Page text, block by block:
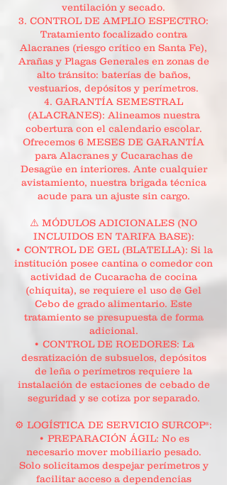
ventilación y secado.
3. CONTROL DE AMPLIO ESPECTRO:
Tratamiento focalizado contra
Alacranes (riesgo crítico en Santa Fe),
Arañas y Plagas Generales en zonas de
alto tránsito: baterías de baños,
vestuarios, depósitos y perímetros.
4. GARANTÍA SEMESTRAL
(ALACRANES): Alineamos nuestra
cobertura con el calendario escolar.
Ofrecemos 6 MESES DE GARANTÍA
para Alacranes y Cucarachas de
Desagüe en interiores. Ante cualquier
avistamiento, nuestra brigada técnica
acude para un ajuste sin cargo.
⚠️ MÓDULOS ADICIONALES (NO
INCLUIDOS EN TARIFA BASE):
• CONTROL DE GEL (BLATELLA): Si la
institución posee cantina o comedor con
actividad de Cucaracha de cocina
(chiquita), se requiere el uso de Gel
Cebo de grado alimentario. Este
tratamiento se presupuesta de forma
adicional.
• CONTROL DE ROEDORES: La
desratización de subsuelos, depósitos
de leña o perímetros requiere la
instalación de estaciones de cebado de
seguridad y se cotiza por separado.
⚙️ LOGÍSTICA DE SERVICIO SURCOP®:
• PREPARACIÓN ÁGIL: No es
necesario mover mobiliario pesado.
Solo solicitamos despejar perímetros y
facilitar acceso a dependencias